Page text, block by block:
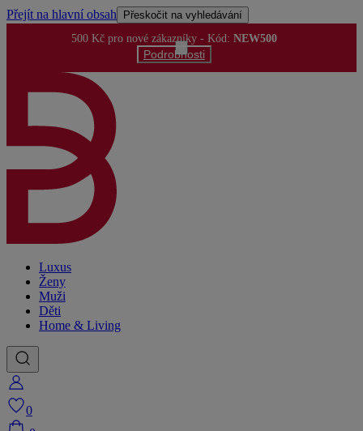
Přejít na hlavní obsah
Přeskočit na vyhledávání
500 Kč pro nové zákazníky- Kód: NEW500
Podrobnosti
Luxus
Ženy
Muži
Děti
Home & Living
0